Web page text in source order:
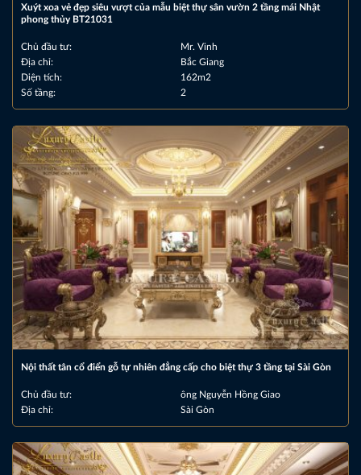
Xuýt xoa vẻ đẹp siêu vượt của mẫu biệt thự sân vườn 2 tầng mái Nhật
phong thủy BT21031
Chủ đầu tư:
Mr. Vinh
Địa chỉ:
Bắc Giang
Diện tích:
162m2
Số tầng:
2
Nội thất tân cổ điển gỗ tự nhiên đẳng cấp cho biệt thự 3 tầng tại Sài Gòn
Chủ đầu tư:
ông Nguyễn Hồng Giao
Địa chỉ:
Sài Gòn